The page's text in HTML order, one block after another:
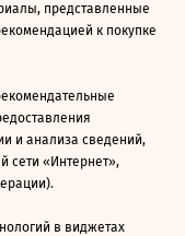
представленные
к покупке
и анализа сведений,
сети «Интернет»,
в виджетах